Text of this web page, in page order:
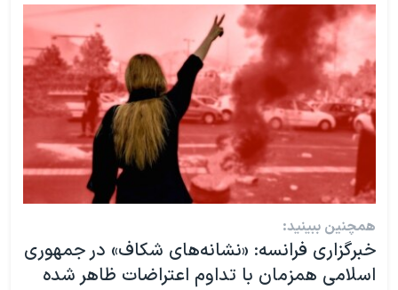
همچنین ببینید:
خبرگزاری فرانسه: «نشانه‌های شکاف» در جمهوری
اسلامی همزمان با تداوم اعتراضات ظاهر شده